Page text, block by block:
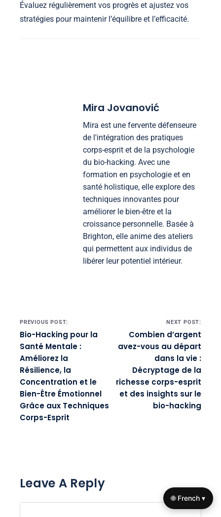
Évaluez régulièrement vos progrès et ajustez vos
stratégies pour maintenir l’équilibre et l’efficacité.
Mira Jovanović
Mira est une fervente défenseure
de l'intégration des pratiques
corps-esprit et de la psychologie
du bio-hacking. Avec une
formation en psychologie et en
santé holistique, elle explore des
techniques innovantes pour
améliorer le bien-être et la
croissance personnelle. Basée à
Brighton, elle anime des ateliers
qui permettent aux individus de
libérer leur potentiel intérieur.
Post navigation
PREVIOUS POST:
Bio-Hacking pour la
Santé Mentale :
Améliorez la
Résilience, la
Concentration et le
Bien-Être Émotionnel
Grâce aux Techniques
Corps-Esprit
NEXT POST:
Combien d’argent
avez-vous au départ
dans la vie :
Décryptage de la
richesse corps-esprit
et des insights sur le
bio-hacking
Leave A Reply
🌐 French ▾